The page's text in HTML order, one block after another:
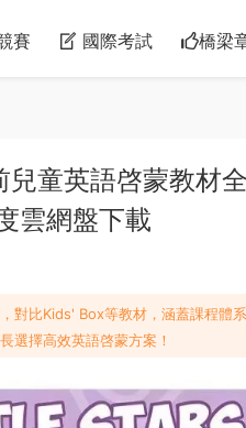
賽 國際考試 橋梁
童英語啓蒙教材
雲網盤下載
對比Kids' Box等教材，涵蓋課程體
長選擇高效英語啓蒙方案！